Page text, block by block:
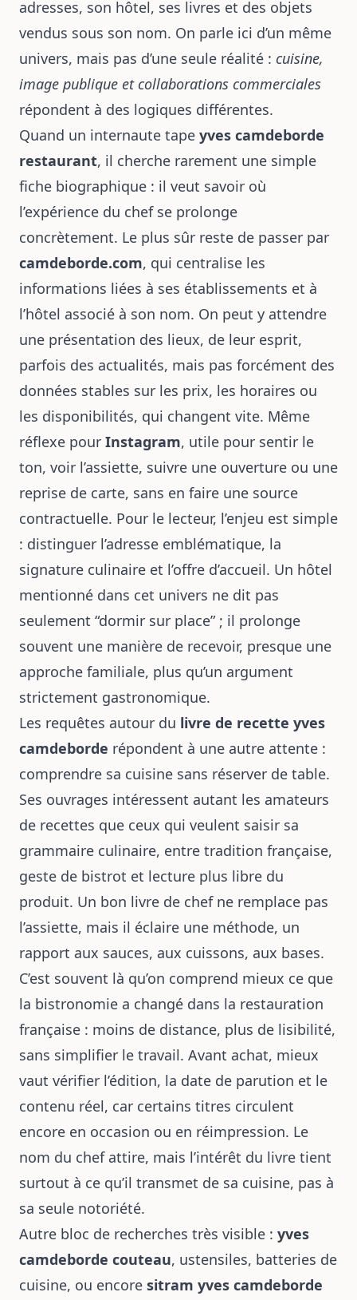
adresses, son hôtel, ses livres et des objets
vendus sous son nom. On parle ici d’un même
univers, mais pas d’une seule réalité : cuisine,
image publique et collaborations commerciales
répondent à des logiques différentes.
Quand un internaute tape yves camdeborde
restaurant, il cherche rarement une simple
fiche biographique : il veut savoir où
l’expérience du chef se prolonge
concrètement. Le plus sûr reste de passer par
camdeborde.com, qui centralise les
informations liées à ses établissements et à
l’hôtel associé à son nom. On peut y attendre
une présentation des lieux, de leur esprit,
parfois des actualités, mais pas forcément des
données stables sur les prix, les horaires ou
les disponibilités, qui changent vite. Même
réflexe pour Instagram, utile pour sentir le
ton, voir l’assiette, suivre une ouverture ou une
reprise de carte, sans en faire une source
contractuelle. Pour le lecteur, l’enjeu est simple
: distinguer l’adresse emblématique, la
signature culinaire et l’offre d’accueil. Un hôtel
mentionné dans cet univers ne dit pas
seulement “dormir sur place” ; il prolonge
souvent une manière de recevoir, presque une
approche familiale, plus qu’un argument
strictement gastronomique.
Les requêtes autour du livre de recette yves
camdeborde répondent à une autre attente :
comprendre sa cuisine sans réserver de table.
Ses ouvrages intéressent autant les amateurs
de recettes que ceux qui veulent saisir sa
grammaire culinaire, entre tradition française,
geste de bistrot et lecture plus libre du
produit. Un bon livre de chef ne remplace pas
l’assiette, mais il éclaire une méthode, un
rapport aux sauces, aux cuissons, aux bases.
C’est souvent là qu’on comprend mieux ce que
la bistronomie a changé dans la restauration
française : moins de distance, plus de lisibilité,
sans simplifier le travail. Avant achat, mieux
vaut vérifier l’édition, la date de parution et le
contenu réel, car certains titres circulent
encore en occasion ou en réimpression. Le
nom du chef attire, mais l’intérêt du livre tient
surtout à ce qu’il transmet de sa cuisine, pas à
sa seule notoriété.
Autre bloc de recherches très visible : yves
camdeborde couteau, ustensiles, batteries de
cuisine, ou encore sitram yves camdeborde